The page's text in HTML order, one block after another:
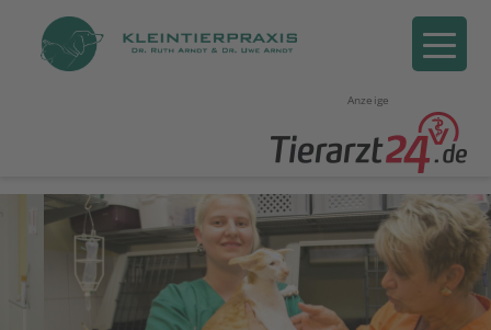
Anzeige